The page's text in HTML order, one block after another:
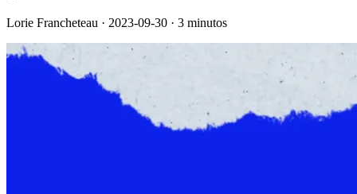
Lorie Francheteau · 2023-09-30 · 3 minutos